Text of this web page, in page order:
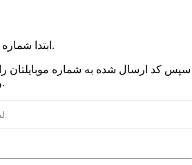
1 - ابتدا شماره موبایل خود را وارد کنید.
و دکمه ورود را انتخاب کنید.